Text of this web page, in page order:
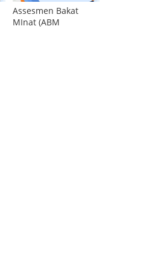
Assesmen Bakat
MInat (ABM